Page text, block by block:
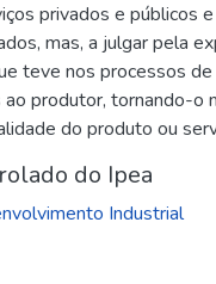
privados e públicos
mas, a julgar pela
teve nos processos
produtor, tornando-o
do produto ou
do Ipea
Industrial